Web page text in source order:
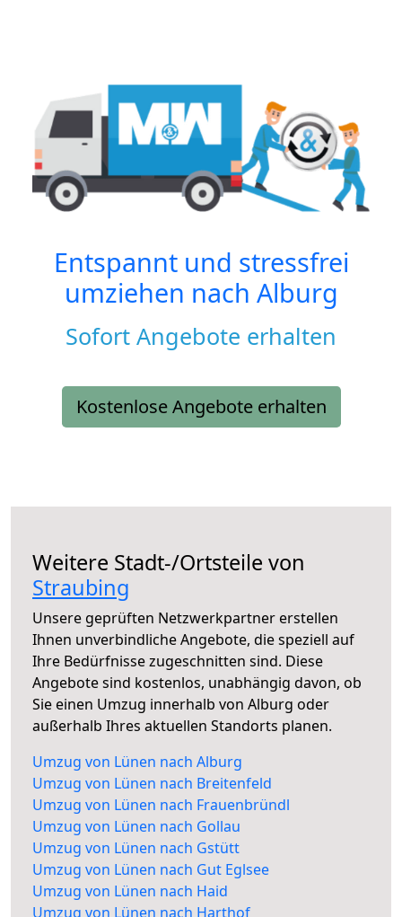
Entspannt und stressfrei
umziehen nach Alburg
Sofort Angebote erhalten
Kostenlose Angebote erhalten
Weitere Stadt-/Ortsteile von
Straubing
Unsere geprüften Netzwerkpartner erstellen
Ihnen unverbindliche Angebote, die speziell auf
Ihre Bedürfnisse zugeschnitten sind. Diese
Angebote sind kostenlos, unabhängig davon, ob
Sie einen Umzug innerhalb von Alburg oder
außerhalb Ihres aktuellen Standorts planen.
Umzug von Lünen nach Alburg
Umzug von Lünen nach Breitenfeld
Umzug von Lünen nach Frauenbründl
Umzug von Lünen nach Gollau
Umzug von Lünen nach Gstütt
Umzug von Lünen nach Gut Eglsee
Umzug von Lünen nach Haid
Umzug von Lünen nach Harthof